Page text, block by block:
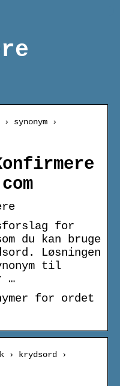
synonym ›
for
som du kan bruge
Løsningen
til
…
for ordet
› krydsord ›